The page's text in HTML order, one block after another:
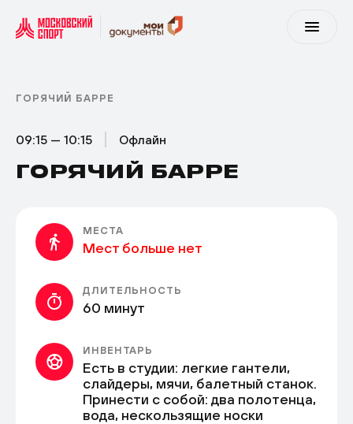
ГОРЯЧИЙ БАРРЕ
09:15 — 10:15 Офлайн
ГОРЯЧИЙ БАРРЕ
МЕСТА
Мест больше нет
ДЛИТЕЛЬНОСТЬ
60 минут
ИНВЕНТАРЬ
Есть в студии: легкие гантели,
слайдеры, мячи, балетный станок.
Принести с собой: два полотенца,
вода, нескользящие носки